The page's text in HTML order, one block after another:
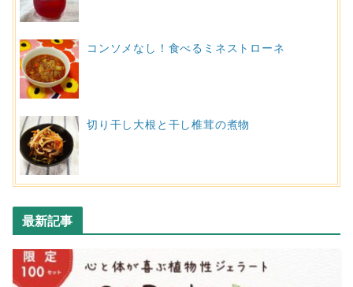
コンソメなし！食べるミネストローネ
切り干し大根と干し椎茸の煮物
最新記事